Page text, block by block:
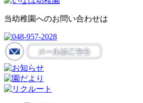
当幼稚園へのお問い合わせは